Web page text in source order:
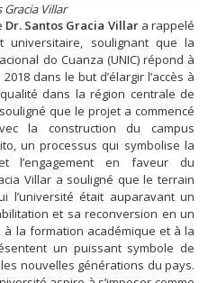
Villar
Dr. Santos Gracia Villara rappelé
universitaire, soulignant que la
do Cuanza (UNIC) répond à
dans le but d’élargir l’accès à
dans la région centrale de
que le projet a commencé
la construction du campus
un processus qui symbolise la
l’engagement en faveur du
Villar a souligné que le terrain
l’université était auparavant un
et sa reconversion en un
la formation académique et à la
un puissant symbole de
nouvelles générations du pays.